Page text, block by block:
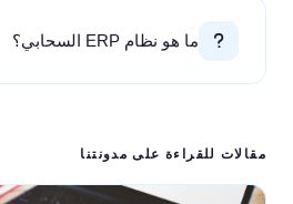
ما هو نظام ERP السحابي؟
مقالات للقراءة على مدونتنا